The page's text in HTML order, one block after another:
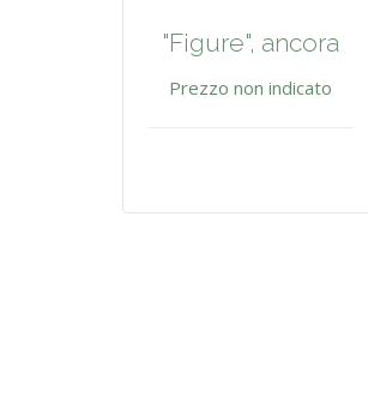
"Figure", ancora
Prezzo non indicato